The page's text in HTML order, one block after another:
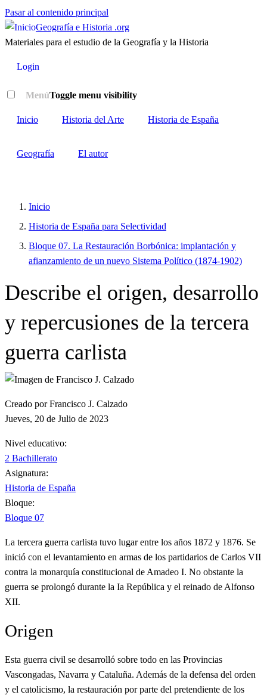
Pasar al contenido principal
Geografía e Historia .org
Materiales para el estudio de la Geografía y la Historia
Login
MenúToggle menu visibility
Inicio Historia del Arte Historia de España
Geografía El autor
Inicio
Historia de España para Selectividad
Bloque 07. La Restauración Borbónica: implantación y
afianzamiento de un nuevo Sistema Político (1874-1902)
Describe el origen, desarrollo
y repercusiones de la tercera
guerra carlista
Creado por Francisco J. Calzado
Jueves, 20 de Julio de 2023
Nivel educativo:
2 Bachillerato
Asignatura:
Historia de España
Bloque:
Bloque 07
La tercera guerra carlista tuvo lugar entre los años 1872 y 1876. Se
inició con el levantamiento en armas de los partidarios de Carlos VII
contra la monarquía constitucional de Amadeo I. No obstante la
guerra se prolongó durante la Ia República y el reinado de Alfonso
XII.
Origen
Esta guerra civil se desarrolló sobre todo en las Provincias
Vascongadas, Navarra y Cataluña. Además de la defensa del orden
y el catolicismo, la restauración por parte del pretendiente de los